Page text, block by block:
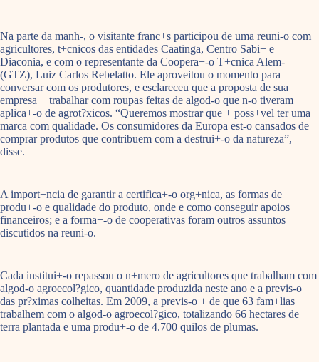
Na parte da manh-, o visitante franc+s participou de uma reuni-o com
agricultores, t+cnicos das entidades Caatinga, Centro Sabi+ e
Diaconia, e com o representante da Coopera+-o T+cnica Alem-
(GTZ), Luiz Carlos Rebelatto. Ele aproveitou o momento para
conversar com os produtores, e esclareceu que a proposta de sua
empresa + trabalhar com roupas feitas de algod-o que n-o tiveram
aplica+-o de agrot?xicos. “Queremos mostrar que + poss+vel ter uma
marca com qualidade. Os consumidores da Europa est-o cansados de
comprar produtos que contribuem com a destrui+-o da natureza”,
disse.
A import+ncia de garantir a certifica+-o org+nica, as formas de
produ+-o e qualidade do produto, onde e como conseguir apoios
financeiros; e a forma+-o de cooperativas foram outros assuntos
discutidos na reuni-o.
Cada institui+-o repassou o n+mero de agricultores que trabalham com
algod-o agroecol?gico, quantidade produzida neste ano e a previs-o
das pr?ximas colheitas. Em 2009, a previs-o + de que 63 fam+lias
trabalhem com o algod-o agroecol?gico, totalizando 66 hectares de
terra plantada e uma produ+-o de 4.700 quilos de plumas.